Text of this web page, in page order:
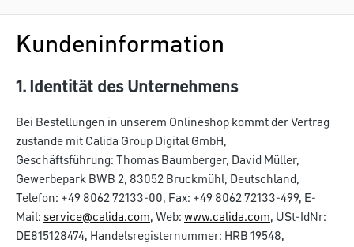
Kundeninformation
1. Identität des Unternehmens
Bei Bestellungen in unserem Onlineshop kommt der Vertrag
zustande mit Calida Group Digital GmbH,
Geschäftsführung: Thomas Baumberger, David Müller,
Gewerbepark BWB 2, 83052 Bruckmühl, Deutschland,
Telefon: +49 8062 72133-00, Fax: +49 8062 72133-499, E-
Mail: service@calida.com, Web: www.calida.com, USt-IdNr:
DE815128474, Handelsregisternummer: HRB 19548,